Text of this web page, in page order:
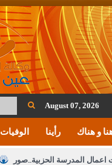
August 07, 2026
الوفيات رأينا و هناك
اعمال المدرسة الحزبية..صور